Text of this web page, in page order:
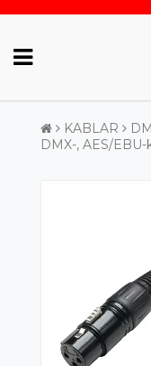
KABLAR
DMX-, AES/EBU-